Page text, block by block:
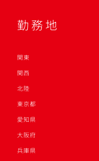
勤務地
関東
関西
北陸
東京都
愛知県
大阪府
兵庫県